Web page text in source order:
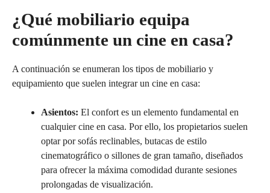
¿Qué mobiliario equipa
comúnmente un cine en casa?
A continuación se enumeran los tipos de mobiliario y
equipamiento que suelen integrar un cine en casa:
Asientos: El confort es un elemento fundamental en
cualquier cine en casa. Por ello, los propietarios suelen
optar por sofás reclinables, butacas de estilo
cinematográfico o sillones de gran tamaño, diseñados
para ofrecer la máxima comodidad durante sesiones
prolongadas de visualización.